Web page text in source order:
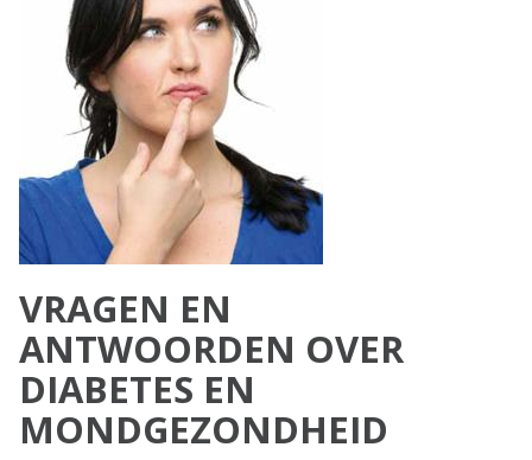
VRAGEN EN
ANTWOORDEN OVER
DIABETES EN
MONDGEZONDHEID